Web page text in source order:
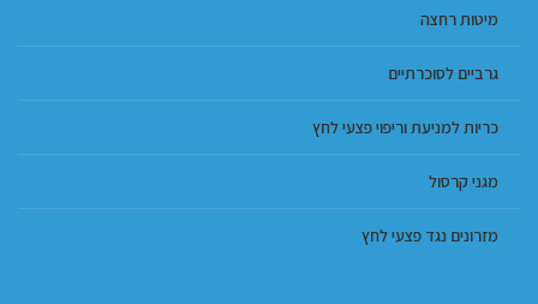
מיטות רחצה
גרביים לסוכרתיים
כריות למניעת וריפוי פצעי לחץ
מגני קרסול
מזרונים נגד פצעי לחץ